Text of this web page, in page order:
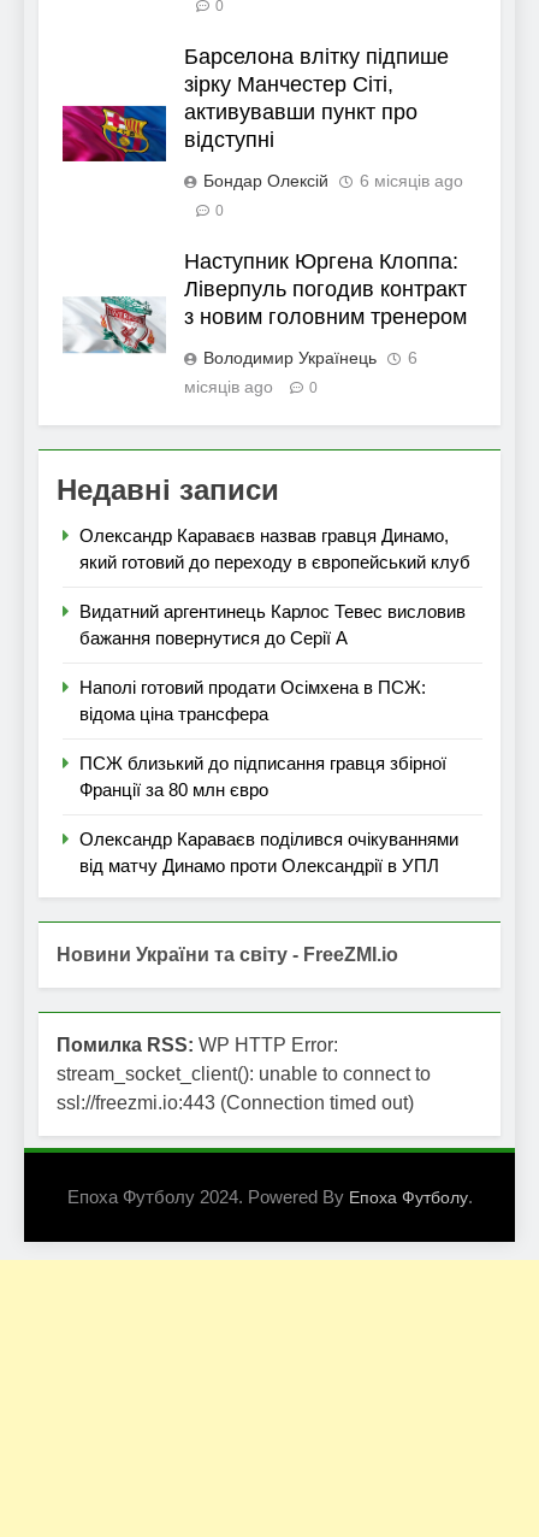
0
Барселона влітку підпише
зірку Манчестер Сіті,
активувавши пункт про
відступні
Бондар Олексій 6 місяців ago
0
Наступник Юргена Клоппа:
Ліверпуль погодив контракт
з новим головним тренером
Володимир Українець
6
місяців ago
0
Недавні записи
Олександр Караваєв назвав гравця Динамо,
який готовий до переходу в європейський клуб
Видатний аргентинець Карлос Тевес висловив
бажання повернутися до Серії А
Наполі готовий продати Осімхена в ПСЖ:
відома ціна трансфера
ПСЖ близький до підписання гравця збірної
Франції за 80 млн євро
Олександр Караваєв поділився очікуваннями
від матчу Динамо проти Олександрії в УПЛ
Новини України та світу - FreeZMI.io
Помилка RSS: WP HTTP Error:
stream_socket_client(): unable to connect to
ssl://freezmi.io:443 (Connection timed out)
Епоха Футболу 2024. Powered By Епоха Футболу.